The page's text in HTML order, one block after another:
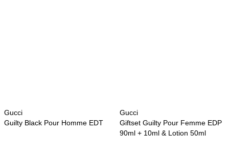
Gucci
Guilty Black Pour Homme EDT
Gucci
Giftset Guilty Pour Femme EDP
90ml + 10ml & Lotion 50ml